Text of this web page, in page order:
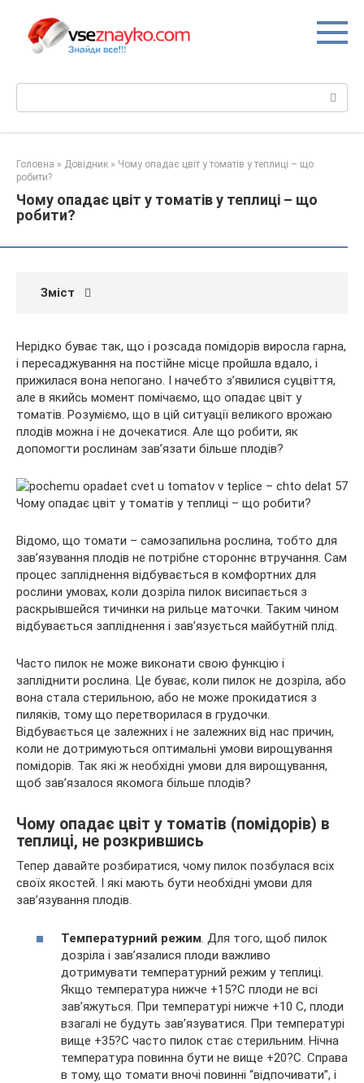
вмісту
Головна » Довідник » Чому опадає цвіт у томатів у теплиці – що
робити?
Чому опадає цвіт у томатів у теплиці – що
робити?
Зміст
Нерідко буває так, що і розсада помідорів виросла гарна,
і пересаджування на постійне місце пройшла вдало, і
прижилася вона непогано. І начебто з’явилися суцвіття,
але в якийсь момент помічаємо, що опадає цвіт у
томатів. Розуміємо, що в цій ситуації великого врожаю
плодів можна і не дочекатися. Але що робити, як
допомогти рослинам зав’язати більше плодів?
Відомо, що томати – самозапильна рослина, тобто для
зав’язування плодів не потрібне стороннє втручання. Сам
процес запліднення відбувається в комфортних для
рослини умовах, коли дозріла пилок висипається з
раскрывшейся тичинки на рильце маточки. Таким чином
відбувається запліднення і зав’язується майбутній плід.
Часто пилок не може виконати свою функцію і
запліднити рослина. Це буває, коли пилок не дозріла, або
вона стала стерильною, або не може прокидатися з
пиляків, тому що перетворилася в грудочки.
Відбувається це залежних і не залежних від нас причин,
коли не дотримуються оптимальні умови вирощування
помідорів. Так які ж необхідні умови для вирощування,
щоб зав’язалося якомога більше плодів?
Чому опадає цвіт у томатів (помідорів) в
теплиці, не розкрившись
Тепер давайте розбиратися, чому пилок позбулася всіх
своїх якостей. І які мають бути необхідні умови для
зав’язування плодів.
Температурний режим. Для того, щоб пилок
дозріла і зав’язалися плоди важливо
дотримувати температурний режим у теплиці.
Якщо температура нижче +15?С плоди не всі
зав’яжуться. При температурі нижче +10 С, плоди
взагалі не будуть зав’язуватися. При температурі
вище +35?С часто пилок стає стерильним. Нічна
температура повинна бути не вище +20?С. Справа
в тому, що томати вночі повинні “відпочивати”, і